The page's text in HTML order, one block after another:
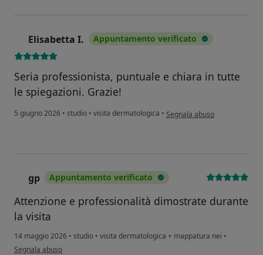
Elisabetta I. Appuntamento verificato
Seria professionista, puntuale e chiara in tutte
le spiegazioni. Grazie!
5 giugno 2026 • studio • visita dermatologica • secondo l'opinione
Segnala abuso
gp Appuntamento verificato
Attenzione e professionalità dimostrate durante
la visita
14 maggio 2026 • studio • visita dermatologica + mappatura nei •
secondo l'opinione dell'utente gp
Segnala abuso